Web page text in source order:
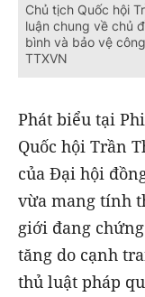
Chủ tịch Quốc hội
luận chung về chủ
bình và bảo vệ
TTXVN
Phát biểu tại
Quốc hội Trần
của Đại hội
vừa mang tính
giới đang
tăng do cạnh
thủ luật pháp